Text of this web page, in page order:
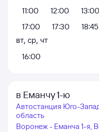
11:00
12:00 13:00
17:00
17:30 18:45
вт, ср, чт
16:00
в Еманчу 1-ю
Автостанция Юго-
область
Воронеж - Еманча 1-я,